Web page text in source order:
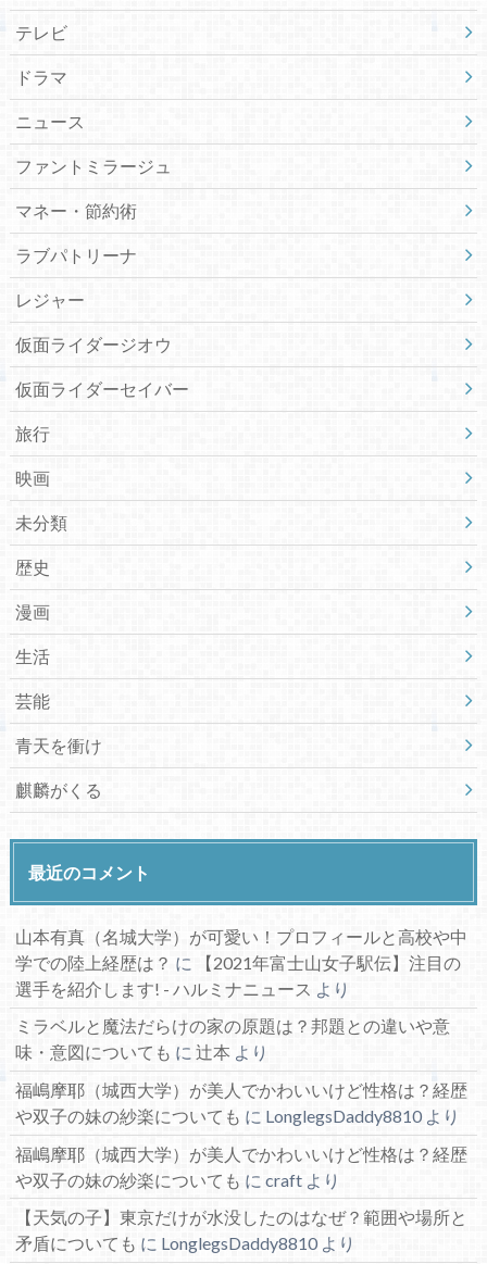
テレビ
ドラマ
ニュース
ファントミラージュ
マネー・節約術
ラブパトリーナ
レジャー
仮面ライダージオウ
仮面ライダーセイバー
旅行
映画
未分類
歴史
漫画
生活
芸能
青天を衝け
麒麟がくる
最近のコメント
山本有真（名城大学）が可愛い！プロフィールと高校や中
学での陸上経歴は？ に
【2021年富士山女子駅伝】注目の
選手を紹介します! - ハルミナニュース より
ミラベルと魔法だらけの家の原題は？邦題との違いや意
味・意図についても に 辻本より
福嶋摩耶（城西大学）が美人でかわいいけど性格は？経歴
や双子の妹の紗楽についても に LonglegsDaddy8810より
福嶋摩耶（城西大学）が美人でかわいいけど性格は？経歴
や双子の妹の紗楽についても に craftより
【天気の子】東京だけが水没したのはなぜ？範囲や場所と
矛盾についても に LonglegsDaddy8810より